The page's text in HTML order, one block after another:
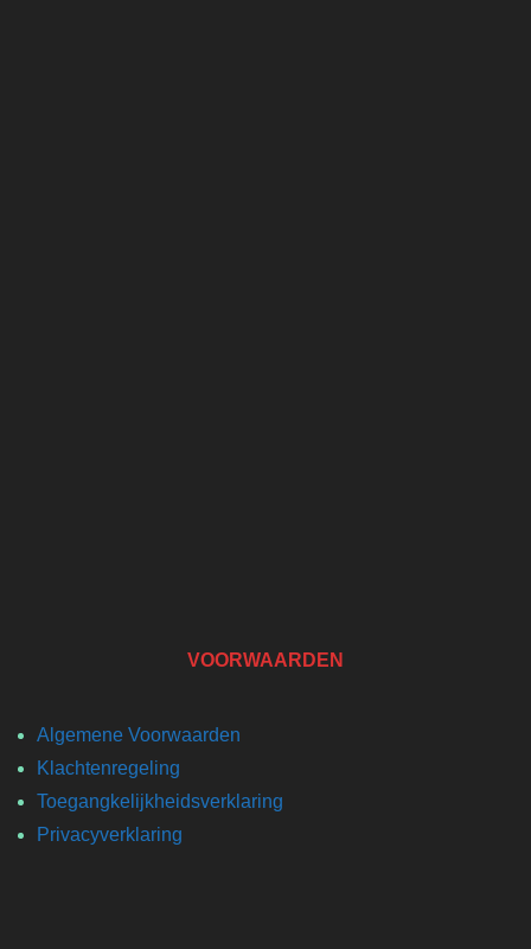
VOORWAARDEN
Algemene Voorwaarden
Klachtenregeling
Toegangkelijkheidsverklaring
Privacyverklaring